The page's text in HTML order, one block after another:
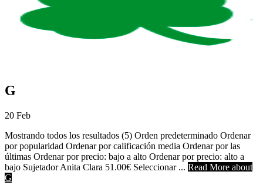
G
20 Feb
Mostrando todos los resultados (5) Orden predeterminado Ordenar
por popularidad Ordenar por calificación media Ordenar por las
últimas Ordenar por precio: bajo a alto Ordenar por precio: alto a
bajo Sujetador Anita Clara 51.00€ Seleccionar ... Read More about
G